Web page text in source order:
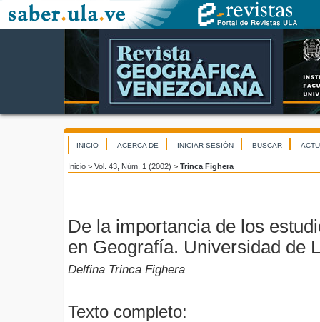
INICIO ACERCA DE INICIAR SESIÓN BUSCAR
Inicio > Vol. 43, Núm. 1 (2002) > Trinca Fighera
De la importancia de los
en Geografía. Universidad de
Delfina Trinca Fighera
Texto completo: